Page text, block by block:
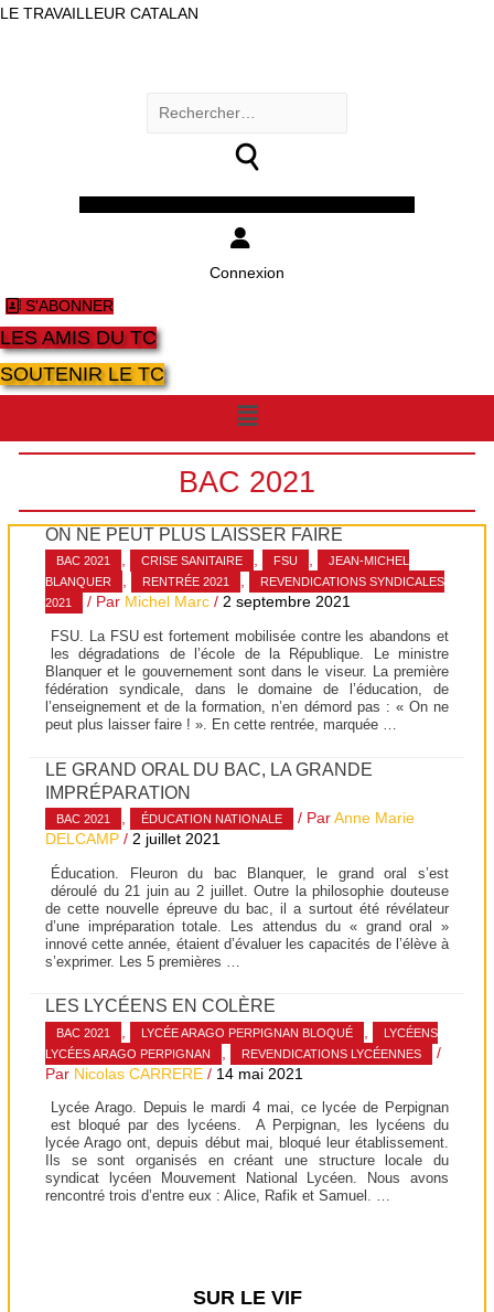
LE TRAVAILLEUR CATALAN
Rechercher :
Connexion
S'ABONNER
LES AMIS DU TC
SOUTENIR LE TC
Menu
BAC 2021
ON NE PEUT PLUS LAISSER FAIRE
BAC 2021 , CRISE SANITAIRE , FSU ,
JEAN-MICHEL
BLANQUER
, RENTRÉE 2021 ,
REVENDICATIONS SYNDICALES
2021
/ Par Michel Marc /2 septembre 2021
FSU. La FSU est fortement mobilisée contre les abandons et
les dégradations de l’école de la République. Le ministre
Blanquer et le gouvernement sont dans le viseur. La première
fédération syndicale, dans le domaine de l’éducation, de
l’enseignement et de la formation, n’en démord pas : « On ne
peut plus laisser faire ! ». En cette rentrée, marquée …
LE GRAND ORAL DU BAC, LA GRANDE
IMPRÉPARATION
BAC 2021 ÉDUCATION NATIONALE / ParAnne Marie
DELCAMP / 2 juillet 2021
Éducation. Fleuron du bac Blanquer, le grand oral s’est
déroulé du 21 juin au 2 juillet. Outre la philosophie douteuse
de cette nouvelle épreuve du bac, il a surtout été révélateur
d’une impréparation totale. Les attendus du « grand oral »
innové cette année, étaient d’évaluer les capacités de l’élève à
s’exprimer. Les 5 premières …
LES LYCÉENS EN COLÈRE
BAC 2021 LYCÉE ARAGO PERPIGNAN BLOQUÉ
LYCÉENS
LYCÉES ARAGO PERPIGNAN
REVENDICATIONS LYCÉENNES
/
Par Nicolas CARRERE / 14 mai 2021
Lycée Arago. Depuis le mardi 4 mai, ce lycée de Perpignan
est bloqué par des lycéens. A Perpignan, les lycéens du
lycée Arago ont, depuis début mai, bloqué leur établissement.
Ils se sont organisés en créant une structure locale du
syndicat lycéen Mouvement National Lycéen. Nous avons
rencontré trois d’entre eux : Alice, Rafik et Samuel. …
SUR LE VIF